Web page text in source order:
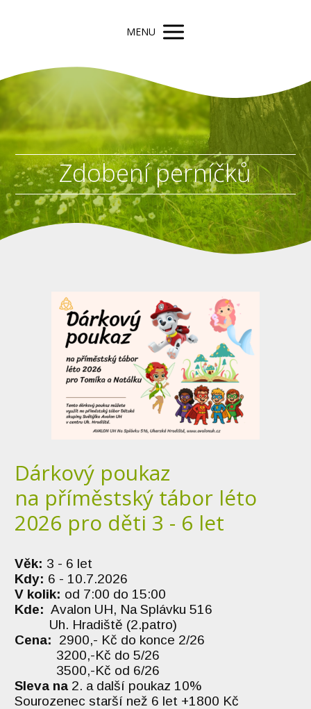
MENU
Zdobení perníčků
Dárkový poukaz
na příměstský tábor léto
2026 pro děti 3 - 6 let
Věk: 3 - 6 let
Kdy: 6 - 10.7.2026
V kolik: od 7:00 do 15:00
Kde: Avalon UH, Na Splávku 516
Uh. Hradiště (2.patro)
Cena:
2900,- Kč do konce 2/26
3200,-Kč do 5/26
3500,-Kč od 6/26
Sleva na2. a další poukaz 10%
Sourozenec starší než 6 let +1800 Kč